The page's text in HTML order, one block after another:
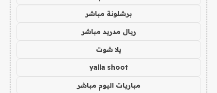
برشلونة مباشر
ريال مدريد مباشر
يلا شوت
yalla shoot
مباريات اليوم مباشر